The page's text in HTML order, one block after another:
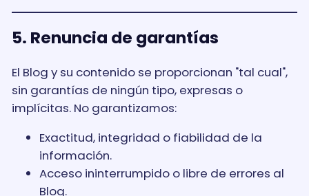
5. Renuncia de garantías
El Blog y su contenido se proporcionan "tal cual",
sin garantías de ningún tipo, expresas o
implícitas. No garantizamos:
Exactitud, integridad o fiabilidad de la
información.
Acceso ininterrumpido o libre de errores al
Blog.